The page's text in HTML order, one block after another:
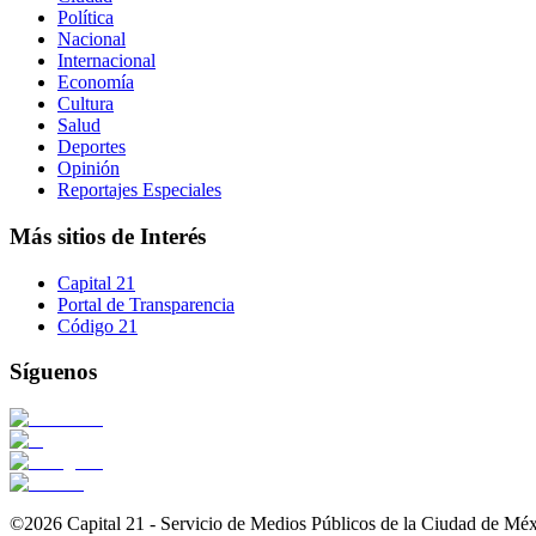
Política
Nacional
Internacional
Economía
Cultura
Salud
Deportes
Opinión
Reportajes Especiales
Más sitios de Interés
Capital 21
Portal de Transparencia
Código 21
Síguenos
©2026 Capital 21 - Servicio de Medios Públicos de la Ciudad de